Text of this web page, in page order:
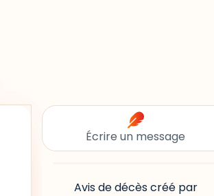
Écrire un message
Avis de décès créé par